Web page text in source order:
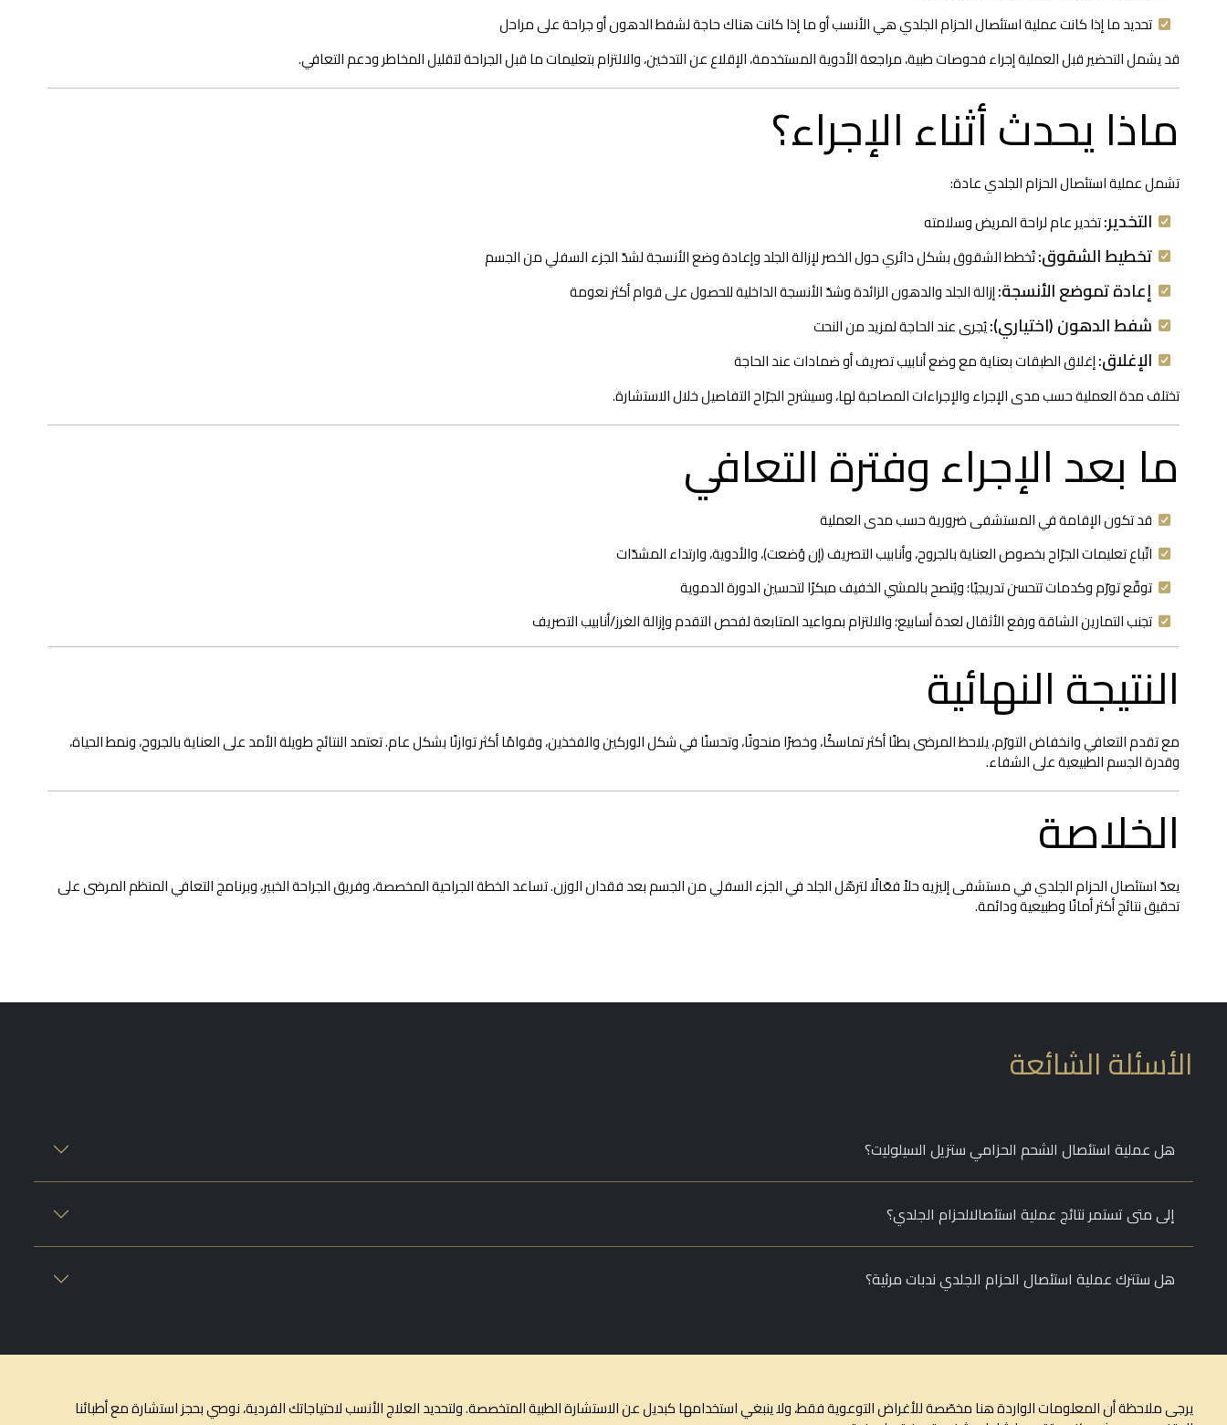
تحديد ما إذا كانت عملية استئصال الحزام الجلدي هي الأنسب أو ما إذا كانت هناك حاجة لشفط الدهون أو جراحة على مراحل
قد يشمل التحضير قبل العملية إجراء فحوصات طبية، مراجعة الأدوية المستخدمة، الإقلاع عن التدخين، والالتزام بتعليمات ما قبل الجراحة لتقليل المخاطر ودعم التعافي.
ماذا يحدث أثناء الإجراء؟
تشمل عملية استئصال الحزام الجلدي عادة:
التخدير:تخدير عام لراحة المريض وسلامته
تخطيط الشقوق:تُخطط الشقوق بشكل دائري حول الخصر لإزالة الجلد وإعادة وضع الأنسجة لشدّ الجزء السفلي من الجسم
إعادة تموضع الأنسجة:إزالة الجلد والدهون الزائدة وشدّ الأنسجة الداخلية للحصول على قوام أكثر نعومة
شفط الدهون (اختياري):يُجرى عند الحاجة لمزيد من النحت
الإغلاق:إغلاق الطبقات بعناية مع وضع أنابيب تصريف أو ضمادات عند الحاجة
تختلف مدة العملية حسب مدى الإجراء والإجراءات المصاحبة لها، وسيشرح الجرّاح التفاصيل خلال الاستشارة.
ما بعد الإجراء وفترة التعافي
قد تكون الإقامة في المستشفى ضرورية حسب مدى العملية
اتّباع تعليمات الجرّاح بخصوص العناية بالجروح، وأنابيب التصريف (إن وُضعت)، والأدوية، وارتداء المشدّات
توقّع تورّم وكدمات تتحسن تدريجيًا؛ ويُنصح بالمشي الخفيف مبكرًا لتحسين الدورة الدموية
تجنب التمارين الشاقة ورفع الأثقال لعدة أسابيع؛ والالتزام بمواعيد المتابعة لفحص التقدم وإزالة الغرز/أنابيب التصريف
النتيجة النهائية
مع تقدم التعافي وانخفاض التورّم، يلاحظ المرضى بطنًا أكثر تماسكًا، وخصرًا منحوتًا، وتحسنًا في شكل الوركين والفخذين، وقوامًا أكثر توازنًا بشكل عام. تعتمد النتائج طويلة الأمد على العناية بالجروح، ونمط الحياة،
وقدرة الجسم الطبيعية على الشفاء.
الخلاصة
يعدّ استئصال الحزام الجلدي في مستشفى إليزيه حلاً فعّالًا لترهّل الجلد في الجزء السفلي من الجسم بعد فقدان الوزن. تساعد الخطة الجراحية المخصصة، وفريق الجراحة الخبير، وبرنامج التعافي المنظم المرضى على
تحقيق نتائج أكثر أمانًا وطبيعية ودائمة.
الأسئلة الشائعة
هل عملية استئصال الشحم الحزامي ستزيل السيلوليت؟
إلى متى تستمر نتائج عملية استئصالالحزام الجلدي؟
هل ستترك عملية استئصال الحزام الجلدي ندبات مرئية؟
يرجى ملاحظة أن المعلومات الواردة هنا مخصّصة للأغراض التوعوية فقط، ولا ينبغي استخدامها كبديل عن الاستشارة الطبية المتخصصة. ولتحديد العلاج الأنسب لاحتياجاتك الفردية، نوصي بحجز استشارة مع أطبائنا